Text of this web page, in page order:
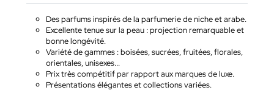
Des parfums inspirés de la parfumerie de niche et arabe.
Excellente tenue sur la peau : projection remarquable et
bonne longévité.
Variété de gammes : boisées, sucrées, fruitées, florales,
orientales, unisexes...
Prix très compétitif par rapport aux marques de luxe.
Présentations élégantes et collections variées.